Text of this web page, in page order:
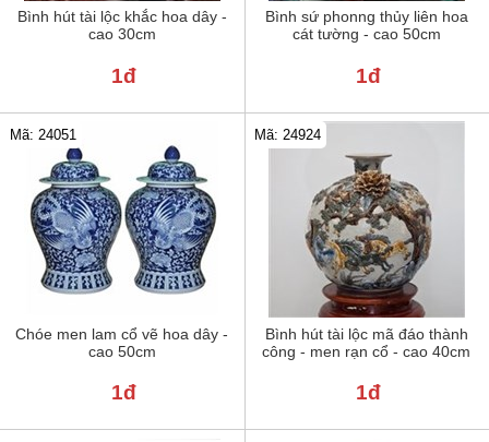
Bình hút tài lộc khắc hoa dây -
cao 30cm
1đ
Bình sứ phonng thủy liên hoa
cát tường - cao 50cm
1đ
Chóe men lam cổ vẽ hoa dây -
cao 50cm
Mã: 24051
1đ
Bình hút tài lộc mã đáo thành
công - men rạn cổ - cao 40cm
Mã: 24924
1đ